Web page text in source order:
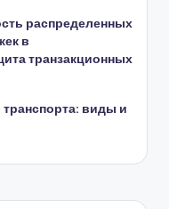
распределенных
в
транзакционных
транспорта: виды и